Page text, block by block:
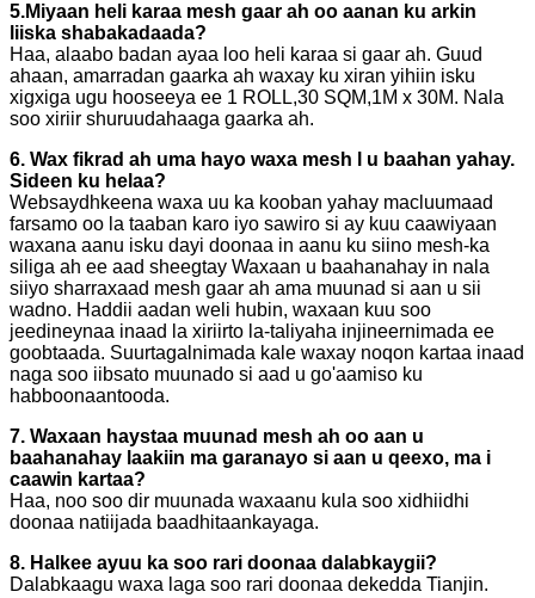
5.Miyaan heli karaa mesh gaar ah oo aanan ku arkin
liiska shabakadaada?
Haa, alaabo badan ayaa loo heli karaa si gaar ah. Guud
ahaan, amarradan gaarka ah waxay ku xiran yihiin isku
xigxiga ugu hooseeya ee 1 ROLL,30 SQM,1M x 30M. Nala
soo xiriir shuruudahaaga gaarka ah.
6. Wax fikrad ah uma hayo waxa mesh l u baahan yahay.
Sideen ku helaa?
Websaydhkeena waxa uu ka kooban yahay macluumaad
farsamo oo la taaban karo iyo sawiro si ay kuu caawiyaan
waxana aanu isku dayi doonaa in aanu ku siino mesh-ka
siliga ah ee aad sheegtay Waxaan u baahanahay in nala
siiyo sharraxaad mesh gaar ah ama muunad si aan u sii
wadno. Haddii aadan weli hubin, waxaan kuu soo
jeedineynaa inaad la xiriirto la-taliyaha injineernimada ee
goobtaada. Suurtagalnimada kale waxay noqon kartaa inaad
naga soo iibsato muunado si aad u go'aamiso ku
habboonaantooda.
7. Waxaan haystaa muunad mesh ah oo aan u
baahanahay laakiin ma garanayo si aan u qeexo, ma i
caawin kartaa?
Haa, noo soo dir muunada waxaanu kula soo xidhiidhi
doonaa natiijada baadhitaankayaga.
8. Halkee ayuu ka soo rari doonaa dalabkaygii?
Dalabkaagu waxa laga soo rari doonaa dekedda Tianjin.